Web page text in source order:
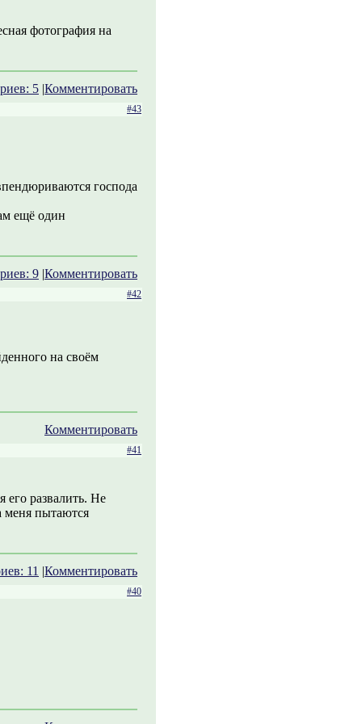
фотография на
5 |Комментировать
#43
господа
ещё один
9 |Комментировать
#42
на своём
Комментировать
#41
его развалить. Не
меня пытаются
11 |Комментировать
#40